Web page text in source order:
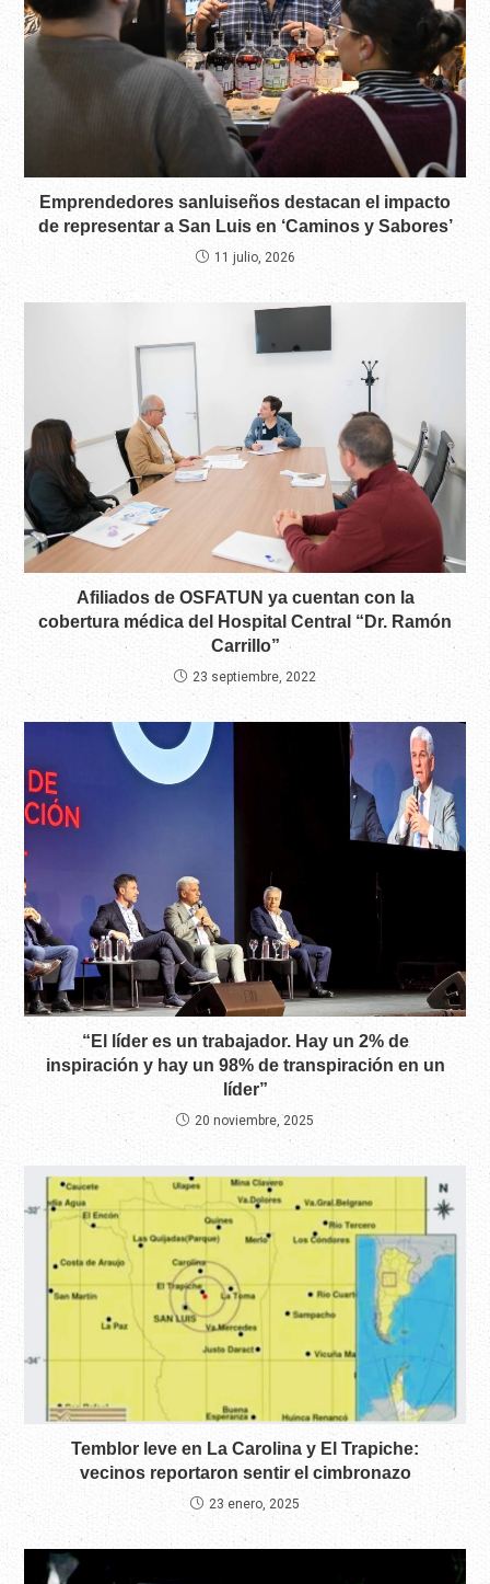
Emprendedores sanluiseños destacan el impacto
de representar a San Luis en ‘Caminos y Sabores’
11 julio, 2026
Afiliados de OSFATUN ya cuentan con la
cobertura médica del Hospital Central “Dr. Ramón
Carrillo”
23 septiembre, 2022
“El líder es un trabajador. Hay un 2% de
inspiración y hay un 98% de transpiración en un
líder”
20 noviembre, 2025
Temblor leve en La Carolina y El Trapiche:
vecinos reportaron sentir el cimbronazo
23 enero, 2025